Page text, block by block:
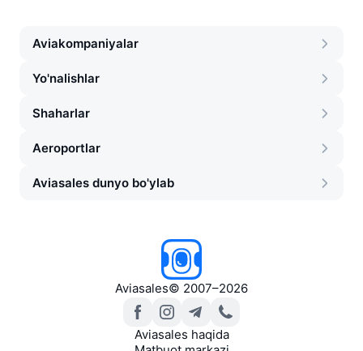
Aviakompaniyalar
Yo'nalishlar
Shaharlar
Aeroportlar
Aviasales dunyo bo'ylab
Aviasales© 2007–2026
Aviasales haqida